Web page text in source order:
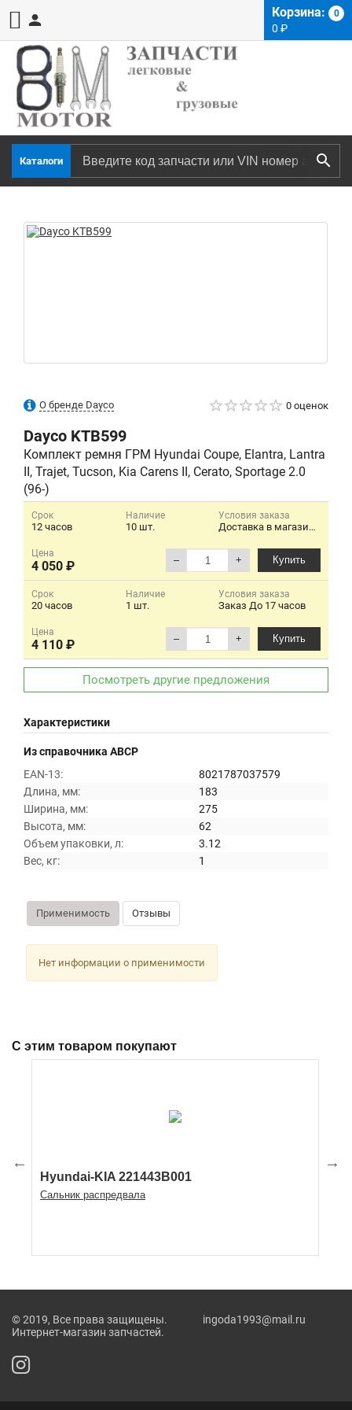
Корзина: 0
0 ₽
Каталоги
О бренде Dayco 0 оценок
Dayco KTB599
Комплект ремня ГРМ Hyundai Coupe, Elantra, Lantra
II, Trajet, Tucson, Kia Carens II, Cerato, Sportage 2.0
(96-)
Срок
12 часов
Наличие
10 шт.
Условия заказа
Доставка в магазин на следующий день Пн.-Пт. Заказ до 18 ч
Цена
4 050 ₽ – + Купить
Срок
20 часов
Наличие
1 шт.
Условия заказа
Заказ До 17 часов
Цена
4 110 ₽ – + Купить
Посмотреть другие предложения
Характеристики
Из справочника ABCP
EAN-13:
8021787037579
Длина, мм:
183
Ширина, мм:
275
Высота, мм:
62
Объем упаковки, л:
3.12
Вес, кг:
1
Применимость Отзывы
Нет информации о применимости
С этим товаром покупают
Hyundai-KIA 221443B001
Сальник распредвала
© 2019, Все права защищены. ingoda1993@mail.ru
Интернет-магазин запчастей.